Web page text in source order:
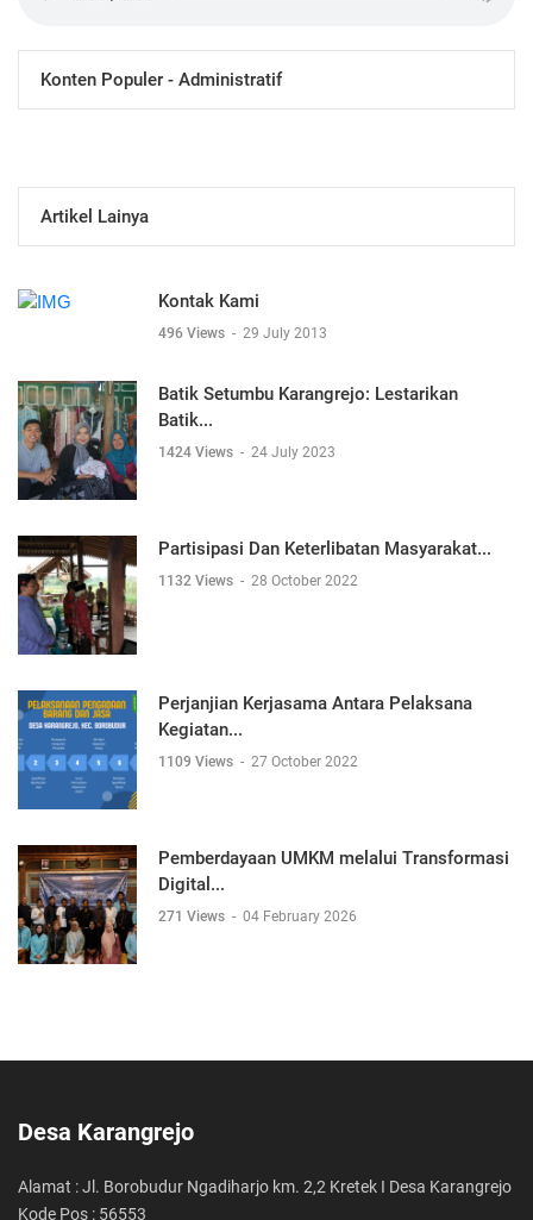
Konten Populer - Administratif
Artikel Lainya
Kontak Kami
496 Views - 29 July 2013
Batik Setumbu Karangrejo: Lestarikan
Batik...
1424 Views - 24 July 2023
Partisipasi Dan Keterlibatan Masyarakat...
1132 Views - 28 October 2022
Perjanjian Kerjasama Antara Pelaksana
Kegiatan...
1109 Views - 27 October 2022
Pemberdayaan UMKM melalui Transformasi
Digital...
271 Views - 04 February 2026
Desa Karangrejo
Alamat : Jl. Borobudur Ngadiharjo km. 2,2 Kretek I Desa Karangrejo
Kode Pos : 56553